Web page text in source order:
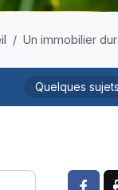
Un immobilier
Quelques